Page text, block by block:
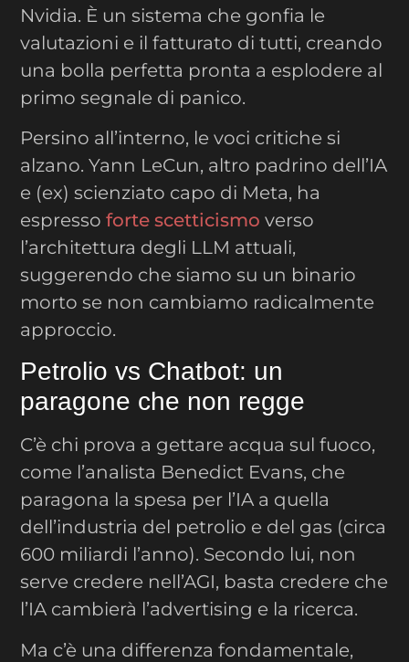
Nvidia. È un sistema che gonfia le
valutazioni e il fatturato di tutti, creando
una bolla perfetta pronta a esplodere al
primo segnale di panico.
Persino all’interno, le voci critiche si
alzano. Yann LeCun, altro padrino dell’IA
e (ex) scienziato capo di Meta, ha
espressoforte scetticismo verso
l’architettura degli LLM attuali,
suggerendo che siamo su un binario
morto se non cambiamo radicalmente
approccio.
Petrolio vs Chatbot: un
paragone che non regge
C’è chi prova a gettare acqua sul fuoco,
come l’analista Benedict Evans, che
paragona la spesa per l’IA a quella
dell’industria del petrolio e del gas (circa
600 miliardi l’anno). Secondo lui, non
serve credere nell’AGI, basta credere che
l’IA cambierà l’advertising e la ricerca.
Ma c’è una differenza fondamentale,